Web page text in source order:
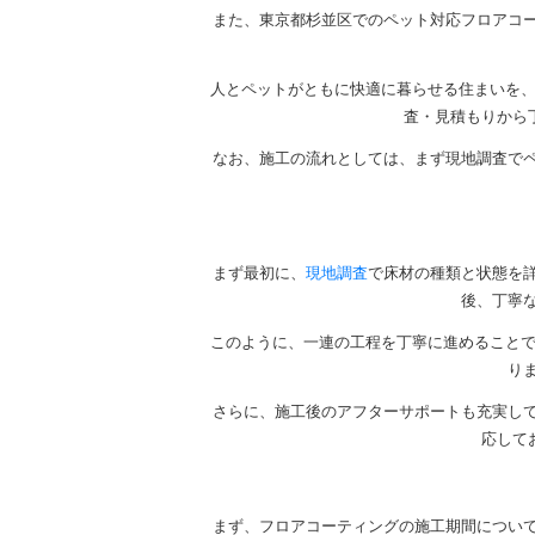
また、東京都杉並区でのペット対応フロア
人とペットがともに快適に暮らせる住まいを
査・見積もりから
なお、施工の流れとしては、まず現地調査で
まず最初に、 現地調査で床材の種類と状態を
後、丁寧
このように、一連の工程を丁寧に進めること
り
さらに、施工後のアフターサポートも充実し
応して
まず、フロアコーティングの施工期間につ